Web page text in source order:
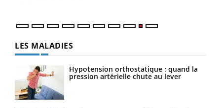
LES MALADIES
Hypotension orthostatique : quand la
pression artérielle chute au lever